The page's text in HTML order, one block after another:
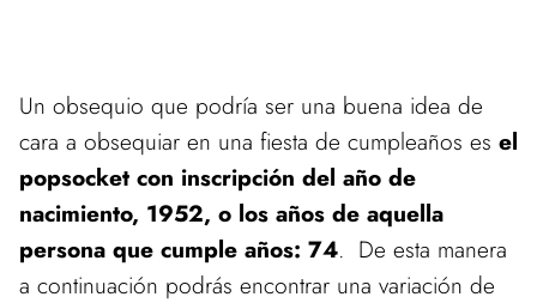
Un obsequio que podría ser una buena idea de
cara a obsequiar en una fiesta de cumpleaños es el
popsocket con inscripción del año de
nacimiento, 1952, o los años de aquella
persona que cumple años: 74. De esta manera
a continuación podrás encontrar una variación de